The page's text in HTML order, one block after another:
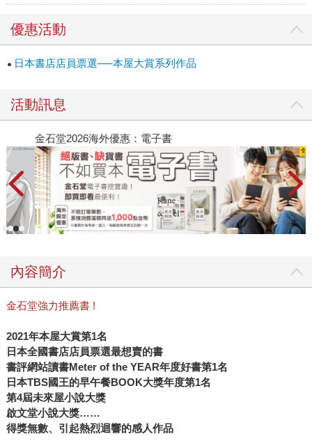
優惠活動
日本書店店員票選──本屋大賞系列作品
活動訊息
金石堂2026海外優惠：電子書
內容簡介
金石堂強力推薦書 !
2021年本屋大賞第1名
日本全國書店店員票選最想賣的書
書評網站讀書Meter of the YEAR年度好書第1名
日本TBS國王的早午餐BOOK大獎年度第1名
第4屆未來屋小說大獎
啟文堂小說大獎……
得獎無數、引起熱烈迴響的感人作品